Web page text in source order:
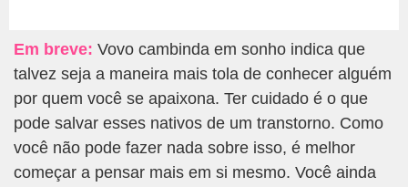
Em breve: Vovo cambinda em sonho indica que
talvez seja a maneira mais tola de conhecer alguém
por quem você se apaixona. Ter cuidado é o que
pode salvar esses nativos de um transtorno. Como
você não pode fazer nada sobre isso, é melhor
começar a pensar mais em si mesmo. Você ainda